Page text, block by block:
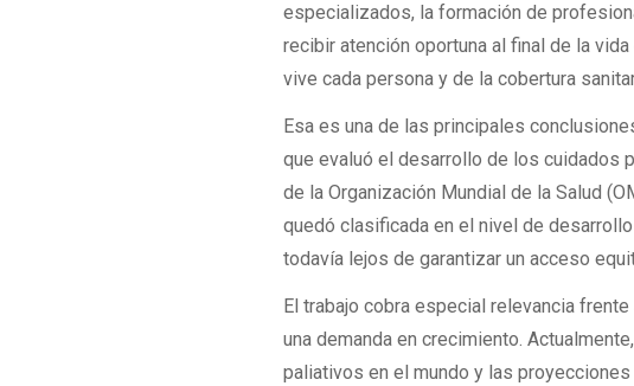
especializados, la formación de
recibir atención oportuna al final de la
vive cada persona y de la cobertura
Esa es una de las principales
que evaluó el desarrollo de los cuidados
de la Organización Mundial de la Salud
quedó clasificada en el nivel de
todavía lejos de garantizar un acceso
El trabajo cobra especial relevancia
una demanda en crecimiento.
paliativos en el mundo y las